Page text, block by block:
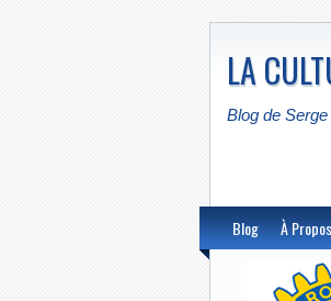
LA
Blog de
Blog À Propos